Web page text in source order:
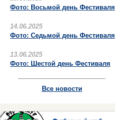
Фото: Восьмой день Фестиваля
14.06.2025
Фото: Седьмой день Фестиваля
13.06.2025
Фото: Шестой день Фестиваля
Все новости